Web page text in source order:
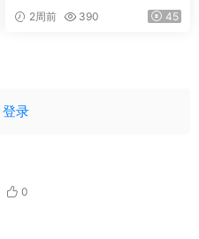
tment IN Osaka Castle Hall
[2025.09.17] [BDISO 2BD 9
2周前 390 45
登录
0